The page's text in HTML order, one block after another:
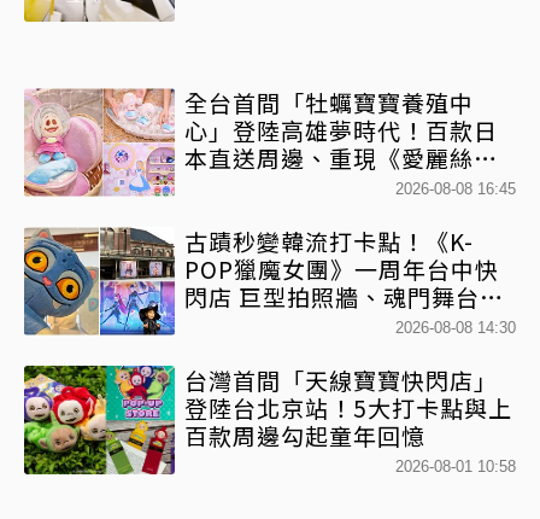
全台首間「牡蠣寶寶養殖中
心」登陸高雄夢時代！百款日
本直送周邊、重現《愛麗絲夢
2026-08-08 16:45
古蹟秒變韓流打卡點！《K-
POP獵魔女團》一周年台中快
閃店 巨型拍照牆、魂門舞台、
100+款限定周邊一次看2026-08-08 14:30
台灣首間「天線寶寶快閃店」
登陸台北京站！5大打卡點與上
百款周邊勾起童年回憶
2026-08-01 10:58